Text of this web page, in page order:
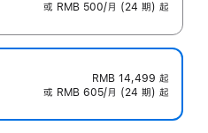
或 RMB 500/月 (24 期) 起
RMB 14,499 起
或 RMB 605/月 (24 期) 起